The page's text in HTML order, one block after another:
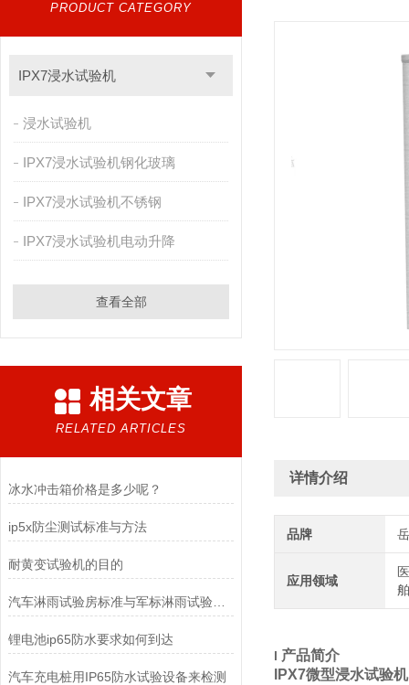
PRODUCT CATEGORY
IPX7浸水试验机
浸水试验机
IPX7浸水试验机钢化玻璃
IPX7浸水试验机不锈钢
IPX7浸水试验机电动升降
查看全部
相关文章
RELATED ARTICLES
冰水冲击箱价格是多少呢？
ip5x防尘测试标准与方法
耐黄变试验机的目的
汽车淋雨试验房标准与军标淋雨试验有何不同
锂电池ip65防水要求如何到达
汽车充电桩用IP65防水试验设备来检测
详情介绍
品牌
应用领域
l 产品简介
IPX7微型浸水试验